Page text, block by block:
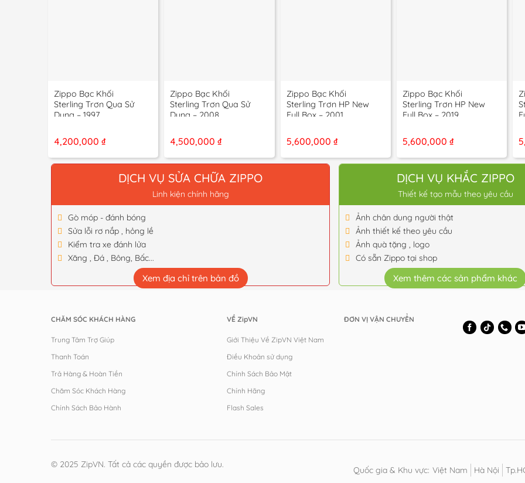
Zippo Bạc Khối
Sterling Trơn Qua Sử
Dụng – 1997
4,200,000 ₫
Zippo Bạc Khối
Sterling Trơn Qua Sử
Dụng – 2008
4,500,000₫
Zippo Bạc Khối
Sterling Trơn HP New
Full Box – 2001
5,600,000 ₫
Zippo Bạc Khối
Sterling Trơn HP New
Full Box – 2019
5,600,000 ₫
DỊCH VỤ SỬA CHỮA ZIPPO
Linh kiện chính hãng
Gò móp - đánh bóng
Sửa lỗi rơ nắp , hỏng lề
Kiểm tra xe đánh lửa
Xăng , Đá , Bông, Bấc...
Xem địa chỉ trên bản đồ
DỊCH VỤ KHẮC ZIPPO
Thiết kế tạo mẫu theo yêu cầu
Ảnh chân dung người thật
Ảnh thiết kế theo yêu cầu
Ảnh quà tặng , logo
Có sẵn Zippo tại shop
Xem thêm các sản phẩm khác
CHĂM SÓC KHÁCH HÀNG
Trung Tâm Trợ Giúp
Thanh Toán
Trả Hàng & Hoàn Tiền
Chăm Sóc Khách Hàng
Chính Sách Bảo Hành
VỀ ZipVN
Giới Thiệu Về ZipVN Việt Nam
Điều Khoản sử dụng
Chính Sách Bảo Mật
Chính Hãng
Flash Sales
ĐƠN VỊ VẬN CHUYỂN
© 2025 ZipVN. Tất cả các quyền được bảo lưu.
Quốc gia & Khu vực: Việt Nam Hà Nội